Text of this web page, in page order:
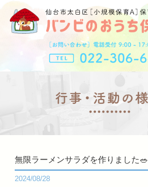
無限ラーメンサラダを作りました🥗
2024/08/28